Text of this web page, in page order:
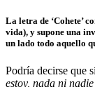
La letra de ‘Cohete’
vida), y supone una
un lado todo aquello
Podría decirse que
estoy, nada ni